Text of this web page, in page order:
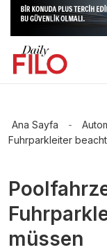
Ana Sayfa -
Fuhrparkleiter
müssen